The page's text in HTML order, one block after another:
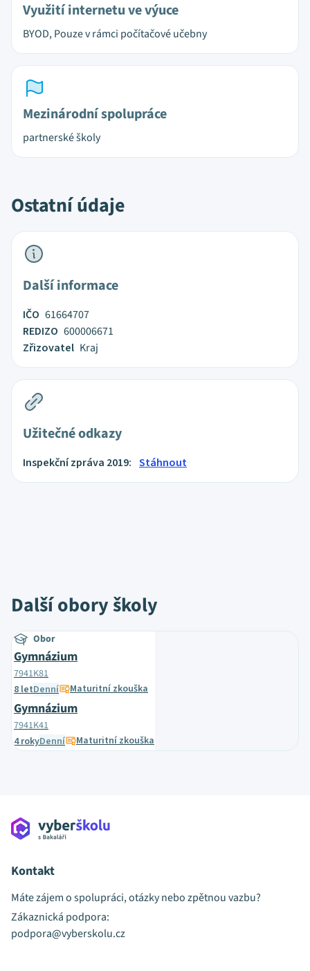
Využití internetu ve výuce
BYOD, Pouze v rámci počítačové učebny
Mezinárodní spolupráce
partnerské školy
Ostatní údaje
Další informace
IČO 61664707
REDIZO 600006671
Zřizovatel Kraj
Užitečné odkazy
Inspekční zpráva 2019: Stáhnout
Další obory školy
Obor
Gymnázium
7941K81
8 letDenní Maturitní zkouška
Gymnázium
7941K41
4 rokyDenní Maturitní zkouška
Kontakt
Máte zájem o spolupráci, otázky nebo zpětnou vazbu?
Zákaznická podpora:
podpora@vyberskolu.cz